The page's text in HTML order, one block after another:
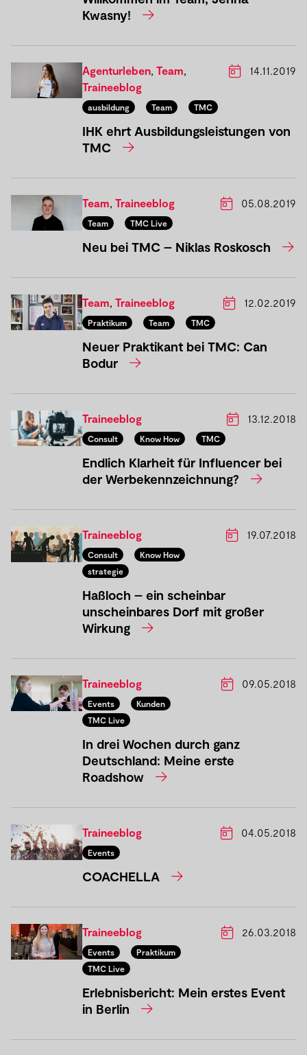
Kwasny!
Agenturleben, Team,
Traineeblog
ausbildung Team TMC
14.11.2019
IHK ehrt Ausbildungsleistungen von
TMC
Team, Traineeblog
Team TMC Live
05.08.2019
Neu bei TMC – Niklas Roskosch
Team, Traineeblog
Praktikum Team TMC
12.02.2019
Neuer Praktikant bei TMC: Can
Bodur
Traineeblog
Consult Know How TMC
13.12.2018
Endlich Klarheit für Influencer bei
der Werbekennzeichnung?
Traineeblog
Consult
Know How
strategie
19.07.2018
Haßloch – ein scheinbar
unscheinbares Dorf mit großer
Wirkung
Traineeblog
Events
Kunden
TMC Live
09.05.2018
In drei Wochen durch ganz
Deutschland: Meine erste
Roadshow
Traineeblog
Events
04.05.2018
COACHELLA
Traineeblog
Events
Praktikum
TMC Live
26.03.2018
Erlebnisbericht: Mein erstes Event
in Berlin